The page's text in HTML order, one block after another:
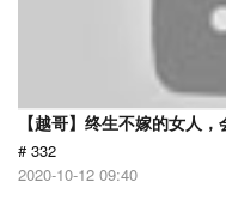
【越哥】终生不嫁的女人
# 332
2020-10-12 09:40